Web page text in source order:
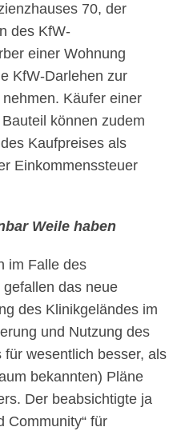
70, der
des KfW-
einer Wohnung
KfW-Darlehen zur
Käufer einer
können zudem
Kaufpreises als
Einkommenssteuer
Weile haben
im Falle des
das neue
des Klinikgeländes im
und Nutzung des
wesentlich besser, als
bekannten) Pläne
Der beabsichtigte ja
Community“ für